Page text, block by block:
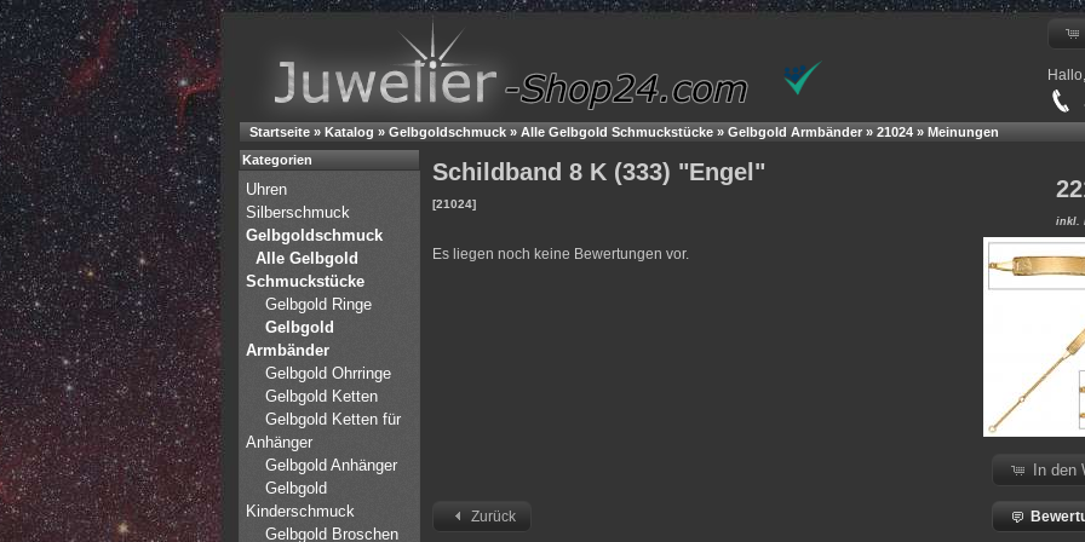
Startseite » Katalog » Gelbgoldschmuck » Alle Gelbgold Schmuckstücke » Gelbgold Armbänder» 21024 » Meinungen
inkl.
Schildband 8 K (333) "Engel"
[21024]
In den
Es liegen noch keine Bewertungen vor.
Zurück
Kategorien
Uhren
Silberschmuck
Gelbgoldschmuck
Alle Gelbgold
Schmuckstücke
Gelbgold Ringe
Gelbgold
Armbänder
Gelbgold Ohrringe
Gelbgold Ketten
Gelbgold Ketten für
Anhänger
Gelbgold Anhänger
Gelbgold
Kinderschmuck
Gelbgold Broschen